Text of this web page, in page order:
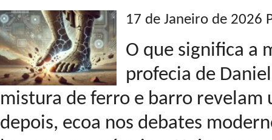
17 de Janeiro de 2026
O que significa a
profecia de
mistura de ferro e barro revelam
depois, ecoa nos debates